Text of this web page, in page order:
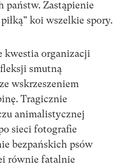
państw. Zastąpienie
koi wszelkie spory.
kwestia organizacji
smutną
wskrzeszeniem
Tragicznie
animalistycznej
sieci fotografie
bezpańskich psów
równie fatalnie